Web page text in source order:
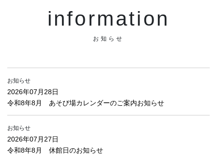
information
お知らせ
お知らせ
2026年07月28日
令和8年8月 あそび場カレンダーのご案内お知らせ
お知らせ
2026年07月27日
令和8年8月 休館日のお知らせ